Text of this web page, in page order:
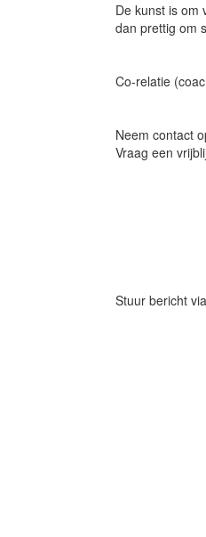
De kunst is om
dan prettig om
Co-relatie
Neem contact
Vraag een
Stuur bericht